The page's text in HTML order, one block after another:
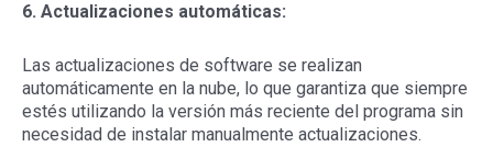
6. Actualizaciones automáticas:
Las actualizaciones de software se realizan
automáticamente en la nube, lo que garantiza que siempre
estés utilizando la versión más reciente del programa sin
necesidad de instalar manualmente actualizaciones.